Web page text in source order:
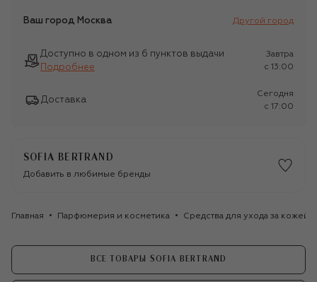
Ваш город Москва Другой город
Доступно в одном из 6 пунктов выдачи
Подробнее
Завтра
c 13:00
Доставка
Сегодня
c 17:00
SOFIA BERTRAND
Добавить в любимые бренды
Главная Парфюмерия и косметика Средства для ухода за кожей
ВСЕ ТОВАРЫ SOFIA BERTRAND